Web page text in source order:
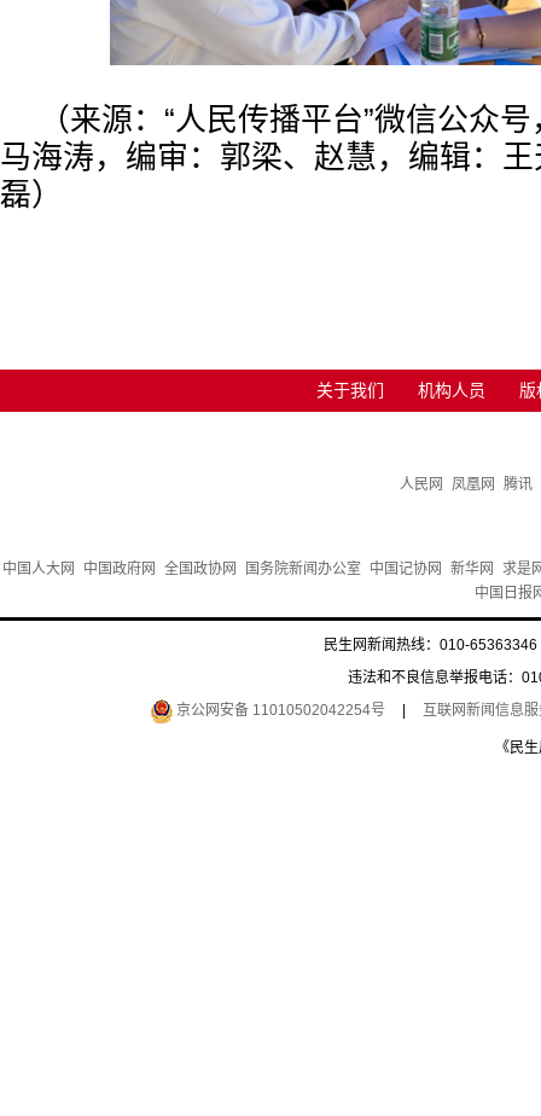
（来源：“人民传播平台”微信公众
马海涛，编审：郭梁、赵慧，编辑：
磊）
关于我们 机构人员 版
人民网 凤凰网 腾讯
中国人大网 中国政府网 全国政协网 国务院新闻办公室 中国记协网 新华网
求是
中国日报
民生网新闻热线：010-
违法和不良信息举报电话：
京公网安备 11010502042254号
互联网新闻信息
《民